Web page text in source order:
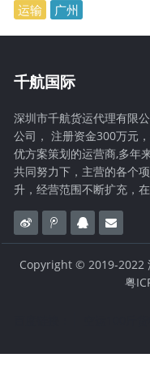
运输
广州
千航国际
深圳市千航货运代理有限
公司， 注册资金300万元
优方案策划的运营商,多年
共同努力下，主营的各个
升，经营范围不断扩充，
Copyright © 2019-2022
粤